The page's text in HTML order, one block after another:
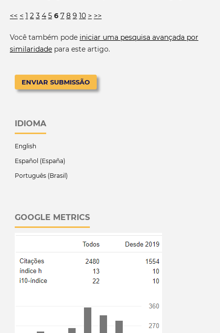
<< < 1 2 3 4 5 6 7 8 9 10 > >>
Você também pode iniciar uma pesquisa avançada por
similaridadepara este artigo.
ENVIAR SUBMISSÃO
IDIOMA
English
Español (España)
Português (Brasil)
GOOGLE METRICS